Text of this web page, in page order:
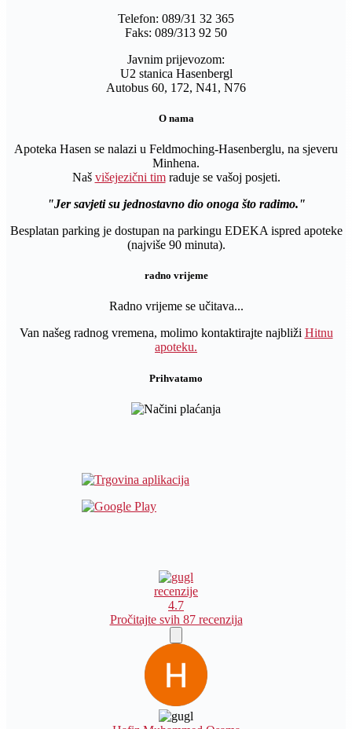
Telefon: 089/31 32 365
Faks: 089/313 92 50
Javnim prijevozom:
U2 stanica Hasenbergl
Autobus 60, 172, N41, N76
O nama
Apoteka Hasen se nalazi u Feldmoching-Hasenberglu, na sjeveru
Minhena.
Naš višejezični timraduje se vašoj posjeti.
Jer savjeti su jednostavno dio onoga što radimo.
Besplatan parking je dostupan na parkingu EDEKA ispred apoteke
(najviše 90 minuta).
radno vrijeme
Radno vrijeme se učitava...
Van našeg radnog vremena, molimo kontaktirajte najbliži Hitnu
apoteku.
Prihvatamo
recenzije
4.7
Pročitajte svih 87 recenzija